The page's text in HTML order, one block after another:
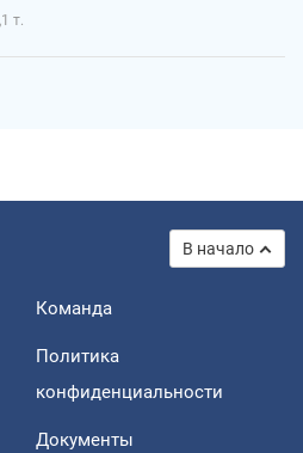
т.
В начало
Команда
Политика
конфиденциальности
Документы